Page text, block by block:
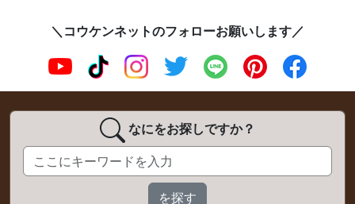
＼コウケンネットのフォローお願いします／
なにをお探しですか？